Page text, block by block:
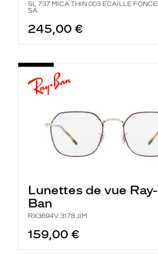
SL 737 MICA THIN 003 ECAILLE FONCE
SA
245,00 €
Lunettes de vue Ray-
Ban
RX3694V 3178 JIM
159,00 €